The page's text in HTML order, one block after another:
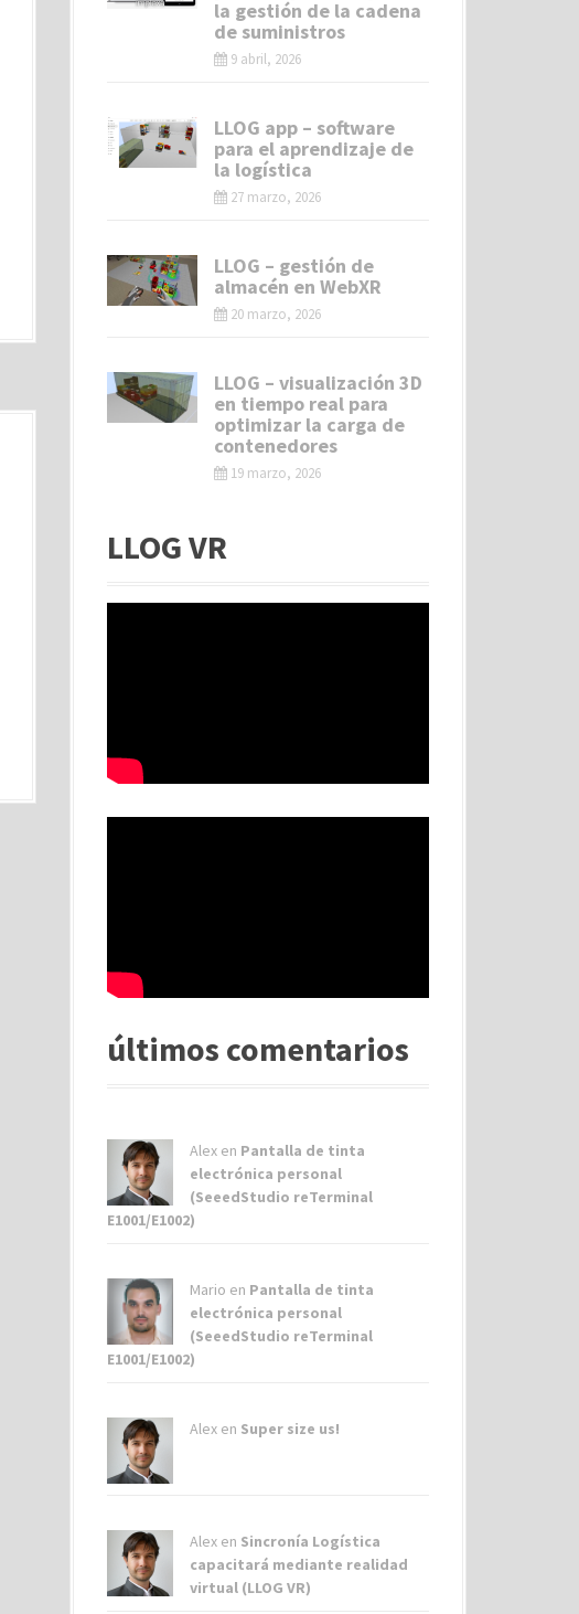
la gestión de la cadena
de suministros
9 abril, 2026
LLOG app – software
para el aprendizaje de
la logística
27 marzo, 2026
LLOG – gestión de
almacén en WebXR
20 marzo, 2026
LLOG – visualización 3D
en tiempo real para
optimizar la carga de
contenedores
19 marzo, 2026
LLOG VR
últimos comentarios
Alex en Pantalla de tinta
electrónica personal
(SeeedStudio reTerminal
E1001/E1002)
Mario en Pantalla de tinta
electrónica personal
(SeeedStudio reTerminal
E1001/E1002)
Alex en Super size us!
Alex en Sincronía Logística
capacitará mediante realidad
virtual (LLOG VR)